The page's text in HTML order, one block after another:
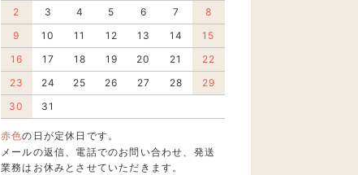
2
3 4 5 6 7
8
9
10 11 12 13 14
15
16
17 18 19 20 21
22
23
24 25 26 27 28
29
30
31
赤色の日が定休日です。
メールの返信、電話でのお問い合わせ、発送
業務はお休みとさせていただきます。